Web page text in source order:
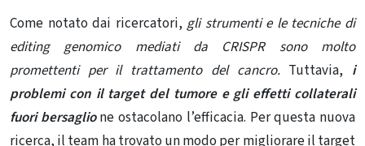
Come notato dai ricercatori, gli strumenti e le tecniche di
editing genomico mediati da CRISPR sono molto
promettenti per il trattamento del cancro.Tuttavia, i
problemi con il target del tumore e gli effetti collaterali
fuori bersaglio ne ostacolano l’efficacia. Per questa nuova
ricerca, il team ha trovato un modo per migliorare il target